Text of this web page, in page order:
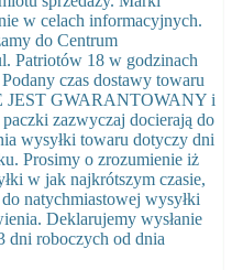
w celach informacyjnych.
do Centrum
Patriotów 18 w godzinach
czas dostawy towaru
JEST GWARANTOWANY i
zazwyczaj docierają do
wysyłki towaru dotyczy dni
Prosimy o zrozumienie iż
w jak najkrótszym czasie,
natychmiastowej wysyłki
Deklarujemy wysłanie
dni roboczych od dnia